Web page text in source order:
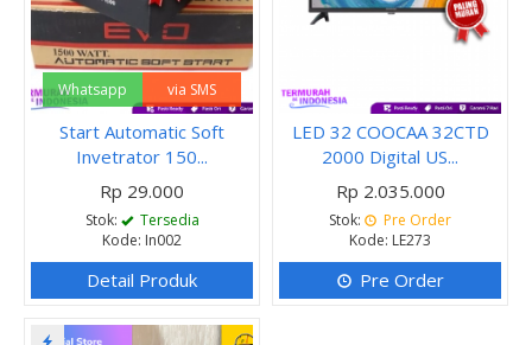
Whatsapp via SMS
Start Automatic Soft
Invetrator 150...
Rp 29.000
Stok:
Tersedia
Kode: In002
Detail Produk
LED 32 COOCAA 32CTD
2000 Digital US...
Rp 2.035.000
Stok:
Pre Order
Kode: LE273
Pre Order